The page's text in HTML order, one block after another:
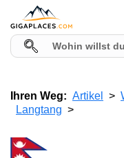
Ihren Weg: Artikel
Langtang